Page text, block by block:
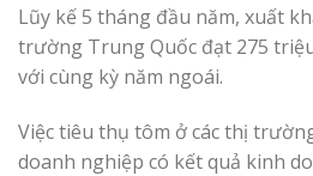
Lũy kế 5 tháng đầu năm, xuất
trường Trung Quốc đạt 275
với cùng kỳ năm ngoái.
Việc tiêu thụ tôm ở các thị
doanh nghiệp có kết quả kinh